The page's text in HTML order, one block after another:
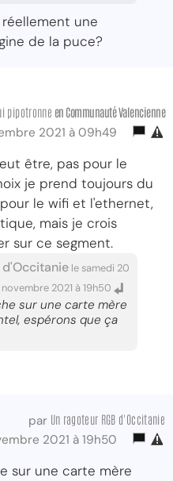
une
de la puce?
pipotronne en Communauté Valencienne
2021 à 09h49
être, pas pour le
je prend toujours du
le wifi et l'ethernet,
mais je crois
sur ce segment.
d'Occitanie le samedi 20
novembre 2021 à 19h50
sur une carte mère
espérons que ça
par Un ragoteur RGB d'Occitanie
2021 à 19h50
sur une carte mère